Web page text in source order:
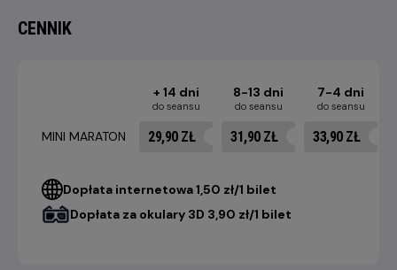
CENNIK
+ 14 dni
do seansu
8-13 dni
do seansu
7-4 dni
do seansu
MINI MARATON 29,90 ZŁ 31,90 ZŁ 33,90 ZŁ
Dopłata internetowa 1,50 zł/1 bilet
Dopłata za okulary 3D 3,90 zł/1 bilet